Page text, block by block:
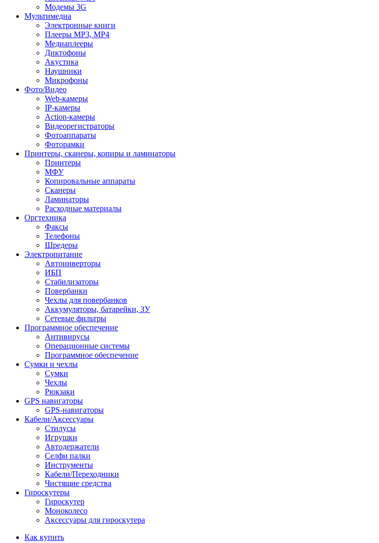
Модемы 3G
Мультимедиа
Электронные книги
Плееры MP3, MP4
Медиаплееры
Диктофоны
Акустика
Наушники
Микрофоны
Фото/Видео
Web-камеры
IP-камеры
Action-камеры
Видеорегистраторы
Фотоаппараты
Фоторамки
Принтеры, сканеры, копиры и ламинаторы
Принтеры
МФУ
Копировальные аппараты
Сканеры
Ламинаторы
Расходные материалы
Оргтехника
Факсы
Телефоны
Шредеры
Электропитание
Автоинверторы
ИБП
Стабилизаторы
Повербанки
Чехлы для повербанков
Аккумуляторы, батарейки, ЗУ
Сетевые фильтры
Программное обеспечение
Антивирусы
Операционные системы
Программное обеспечение
Сумки и чехлы
Сумки
Чехлы
Рюкзаки
GPS навигаторы
GPS-навигаторы
Кабели/Аксессуары
Стилусы
Игрушки
Автодержатели
Селфи палки
Инструменты
Кабели/Переходники
Чистящие средства
Гироскутеры
Гироскутер
Моноколесо
Аксессуары для гироскутера
Как купить